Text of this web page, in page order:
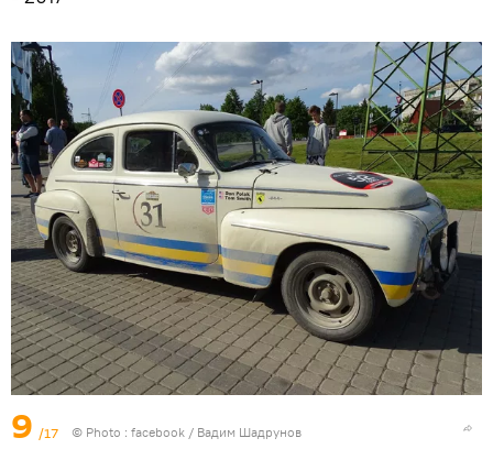
9 /17 © Photo : facebook / Вадим Шадрунов